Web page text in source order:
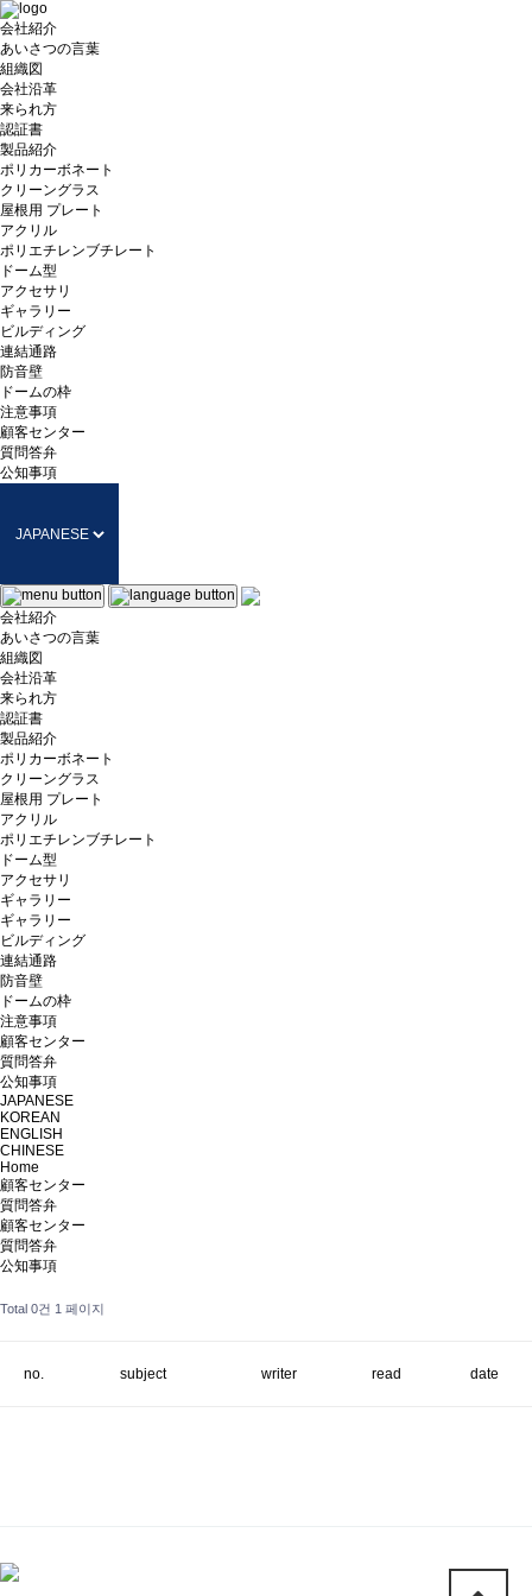
会社紹介
あいさつの言葉
組織図
会社沿革
来られ方
認証書
製品紹介
ポリカーボネート
クリーングラス
屋根用 プレート
アクリル
ポリエチレンブチレート
ドーム型
アクセサリ
ギャラリー
ビルディング
連結通路
防音壁
ドームの枠
注意事項
顧客センター
質問答弁
公知事項
会社紹介
あいさつの言葉
組織図
会社沿革
来られ方
認証書
製品紹介
ポリカーボネート
クリーングラス
屋根用 プレート
アクリル
ポリエチレンブチレート
ドーム型
アクセサリ
ギャラリー
ギャラリー
ビルディング
連結通路
防音壁
ドームの枠
注意事項
顧客センター
質問答弁
公知事項
JAPANESE
KOREAN
ENGLISH
CHINESE
Home
顧客センター
質問答弁
顧客センター
質問答弁
公知事項
Total 0건 1 페이지
no. subject writer read date